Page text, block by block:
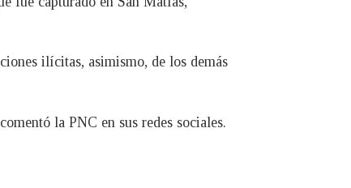
ilícitas, asimismo, de los demás
la PNC en sus redes sociales.